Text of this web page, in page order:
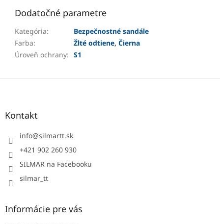
Dodatočné parametre
Kategória:
Bezpečnostné sandále
Farba: Žlté odtiene, Čierna
Úroveň ochrany: S1
Z
Kontakt
info@silmartt.sk
+421 902 260 930
SILMAR na Facebooku
silmar_tt
Informácie pre vás